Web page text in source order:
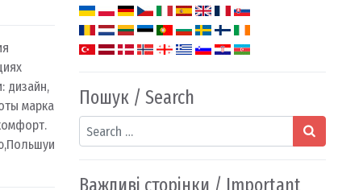
дизайн,
марка
Пошук / Search
Search
Важливі сторінки / Important